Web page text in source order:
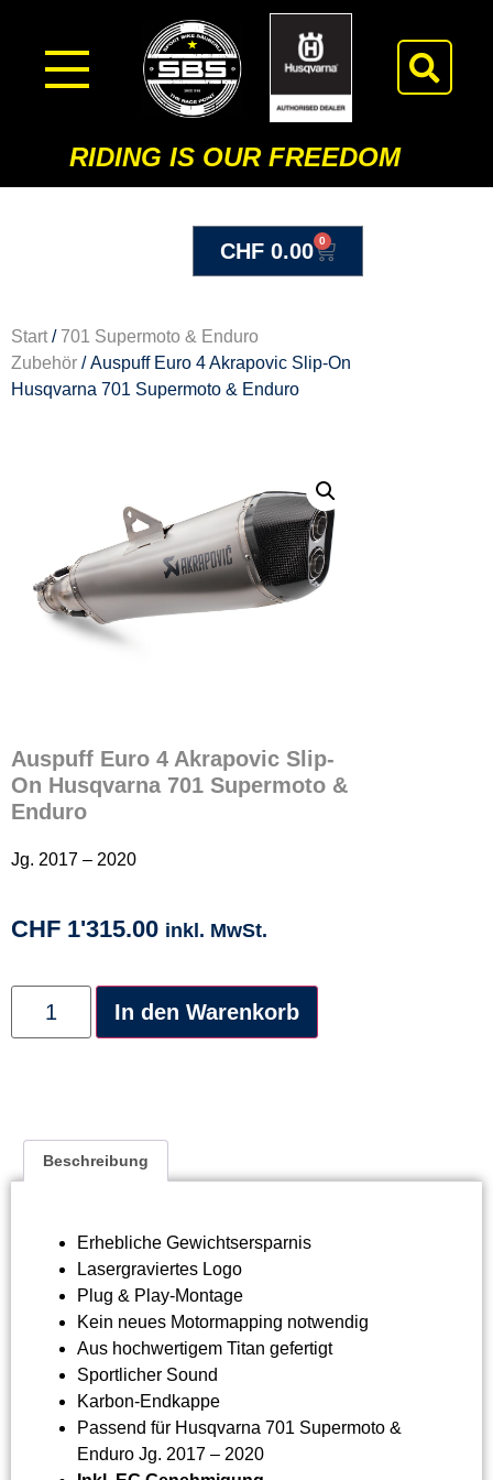
RIDING IS OUR FREEDOM
CHF 0.00 0
Start / 701 Supermoto & Enduro
Zubehör / Auspuff Euro 4 Akrapovic Slip-On
Husqvarna 701 Supermoto & Enduro
Auspuff Euro 4 Akrapovic Slip-
On Husqvarna 701 Supermoto &
Enduro
Jg. 2017 – 2020
CHF 1'315.00 inkl. MwSt.
In den Warenkorb
Beschreibung
Erhebliche Gewichtsersparnis
Lasergraviertes Logo
Plug & Play-Montage
Kein neues Motormapping notwendig
Aus hochwertigem Titan gefertigt
Sportlicher Sound
Karbon-Endkappe
Passend für Husqvarna 701 Supermoto &
Enduro Jg. 2017 – 2020